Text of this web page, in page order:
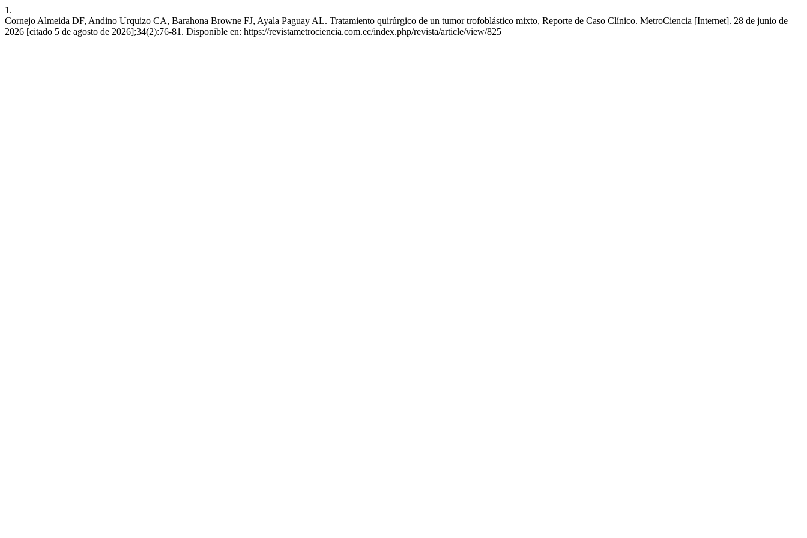
1.
Cornejo Almeida DF, Andino Urquizo CA, Barahona Browne FJ, Ayala Paguay AL. Tratamiento quirúrgico de un tumor trofoblástico mixto, Reporte de Caso Clínico. MetroCiencia [Internet]. 28 de junio de
2026 [citado 5 de agosto de 2026];34(2):76-81. Disponible en: https://revistametrociencia.com.ec/index.php/revista/article/view/825